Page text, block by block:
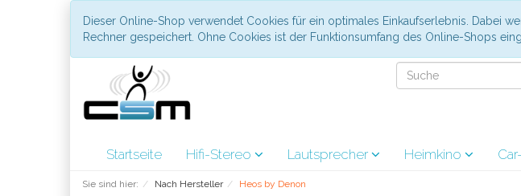
Dieser Online-Shop verwendet Cookies für ein optimales Einkaufserlebnis. Dabei
Rechner gespeichert. Ohne Cookies ist der Funktionsumfang des Online-Shops
Startseite Hifi-Stereo Lautsprecher Heimkino
Sie sind hier: Nach Hersteller Heos by Denon